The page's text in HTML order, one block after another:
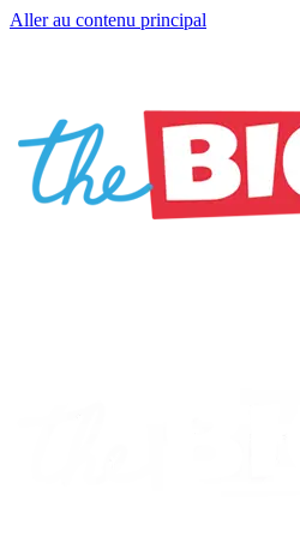
Aller au contenu principal